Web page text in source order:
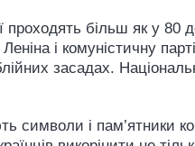
проходять більш як у
і комуністичну
засадах.
символи і пам’ятники